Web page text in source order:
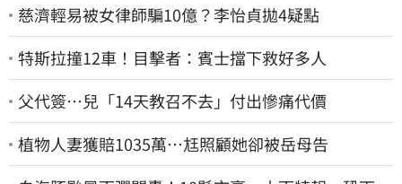
慈濟輕易被女律師騙10億？李怡貞拋4疑點
特斯拉撞12車！目擊者：賓士擋下救好多人
父代簽…兒「14天教召不去」付出慘痛代價
植物人妻獲賠1035萬…尪照顧她卻被岳母告